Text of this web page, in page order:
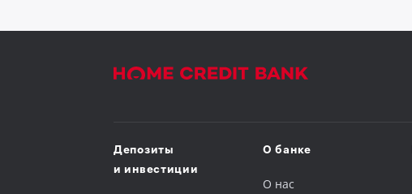
Депозиты
и инвестиции
О банке
О нас